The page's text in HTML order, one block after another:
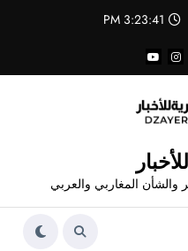
3:23:41 PM
والشأن المغاربي والعربي